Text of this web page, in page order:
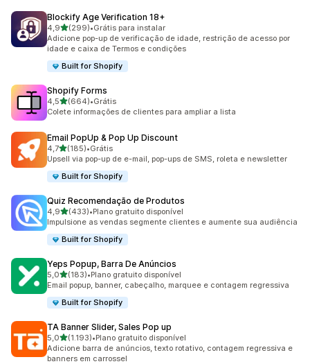
Blockify Age Verification 18+
4,9de 5 estrelas
(299)
299 avaliações ao todo
•Grátis para instalar
Adicione pop-up de verificação de idade, restrição de acesso por
idade e caixa de Termos e condições
Built for Shopify
Shopify Forms
4,5de 5 estrelas
(664)
664 avaliações ao todo
•Grátis
Colete informações de clientes para ampliar a lista
Email PopUp & Pop Up Discount
4,7de 5 estrelas
(185)
185 avaliações ao todo
•Grátis
Upsell via pop-up de e-mail, pop-ups de SMS, roleta e newsletter
Built for Shopify
Quiz Recomendação de Produtos
4,9de 5 estrelas
(433)
433 avaliações ao todo
•Plano gratuito disponível
Impulsione as vendas segmente clientes e aumente sua audiência
Built for Shopify
Yeps Popup, Barra De Anúncios
5,0de 5 estrelas
(183)
183 avaliações ao todo
•Plano gratuito disponível
Email popup, banner, cabeçalho, marquee e contagem regressiva
Built for Shopify
TA Banner Slider, Sales Pop up
5,0de 5 estrelas
(1.193)
1193 avaliações ao todo
•Plano gratuito disponível
Adicione barra de anúncios, texto rotativo, contagem regressiva e
banners em carrossel